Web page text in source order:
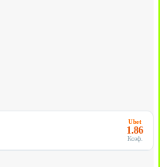
Ubet
1.86
Коэф.